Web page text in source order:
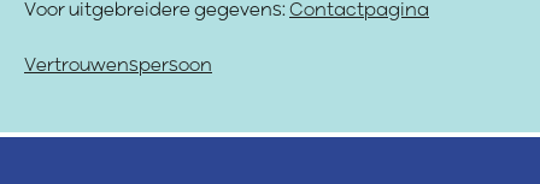
Voor uitgebreidere gegevens: Contactpagina
Vertrouwenspersoon